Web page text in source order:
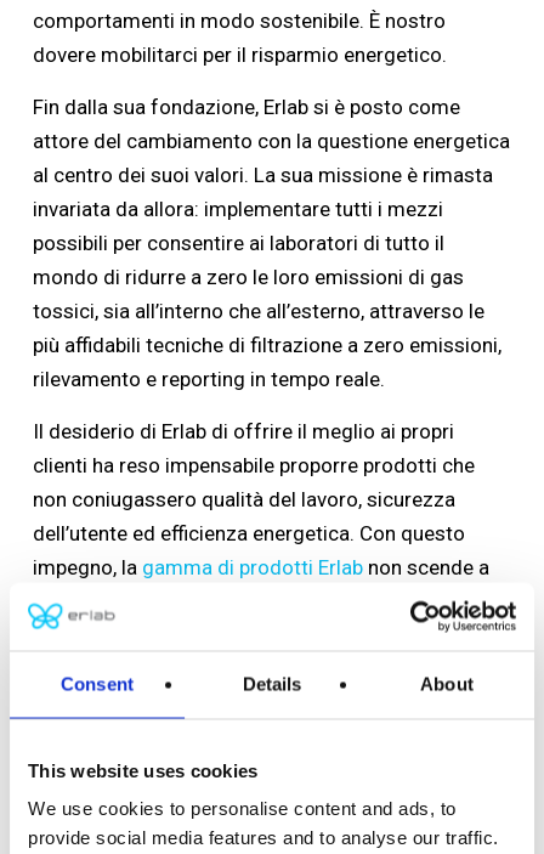
Consent Details About
This website uses cookies
We use cookies to personalise content and ads, to
provide social media features and to analyse our traffic.
comportamenti in modo sostenibile. È nostro
dovere mobilitarci per il risparmio energetico.
Fin dalla sua fondazione, Erlab si è posto come
attore del cambiamento con la questione energetica
al centro dei suoi valori. La sua missione è rimasta
invariata da allora: implementare tutti i mezzi
possibili per consentire ai laboratori di tutto il
mondo di ridurre a zero le loro emissioni di gas
tossici, sia all’interno che all’esterno, attraverso le
più affidabili tecniche di filtrazione a zero emissioni,
rilevamento e reporting in tempo reale.
Il desiderio di Erlab di offrire il meglio ai propri
clienti ha reso impensabile proporre prodotti che
non coniugassero qualità del lavoro, sicurezza
dell’utente ed efficienza energetica. Con questo
impegno, la gamma di prodotti Erlab non scende a
compromessi tra questi tre parametri. Dalle cappe
di filtrazione ai depuratori d’aria e alle soluzioni di
vostra impronta energetica con le nostre
apparecchiature che vanno dai 15W per i nostri
armadi di filtrazione, ai 65W per le nostre cappe di